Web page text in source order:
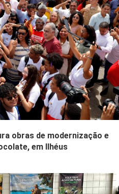
obras de modernização e
em Ilhéus